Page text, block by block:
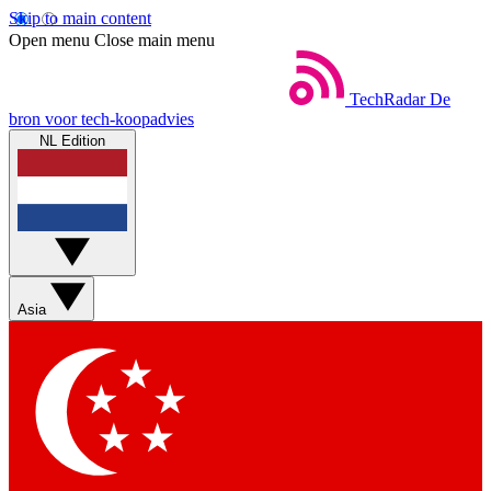
Skip to main content
Open menu Close main menu
TechRadar De
bron voor tech-koopadvies
NL Edition
Asia